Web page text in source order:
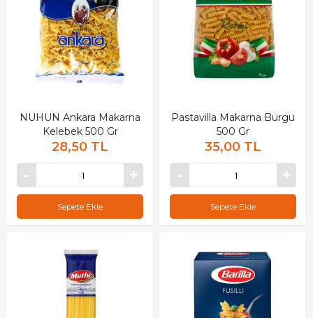
NUHUN Ankara Makarna
Kelebek 500 Gr
28,50 TL
Sepete Ekle
Pastavilla Makarna Burgu
500 Gr
35,00 TL
Sepete Ekle